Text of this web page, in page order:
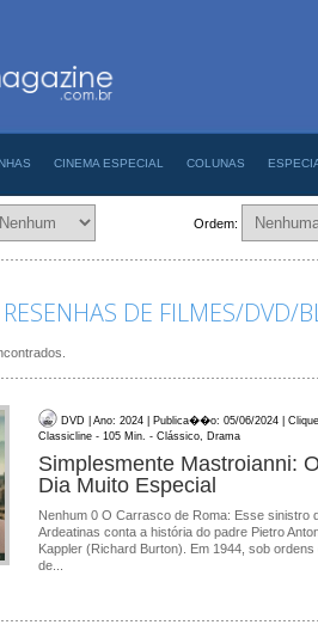
CINEMA ESPECIAL COLUNAS
Ordem:
DE FILMES/DVD/
DVD | Ano: 2024 | Publica��o: 05/06/2024 |
Classicline - 105 Min. - Clássico, Drama
Simplesmente Mastroianni:
Dia Muito Especial
Nenhum 0 O Carrasco de Roma: Esse
Ardeatinas conta a história do padre Pietro
Kappler (Richard Burton). Em 1944, sob
de...